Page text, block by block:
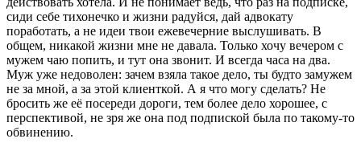
сиди себе тихонечко и жизни радуйся, дай адвокату
поработать, а не идеи твои ежевечерние выслушивать. В
общем, никакой жизни мне не давала. Только хочу вечером с
мужем чаю попить, и тут она звонит. И всегда часа на два.
Муж уже недоволен: зачем взяла такое дело, ты будто замужем
не за мной, а за этой клиенткой. А я что могу сделать? Не
бросить же её посереди дороги, тем более дело хорошее, с
перспективой, не зря же она под подпиской была по такому-то
обвинению.